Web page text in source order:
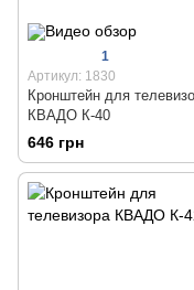
1
Артикул: 1830
Кронштейн для
КВАДО К-40
646 грн